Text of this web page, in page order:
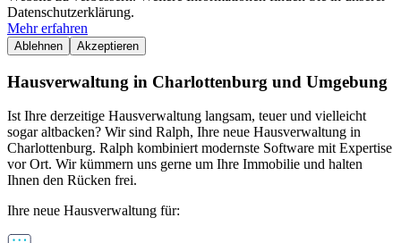
Datenschutzerklärung.
Mehr erfahren
Ablehnen Akzeptieren
Hausverwaltung in Charlottenburg und Umgebung
Ist Ihre derzeitige Hausverwaltung langsam, teuer und vielleicht
sogar altbacken? Wir sind Ralph, Ihre neue Hausverwaltung in
Charlottenburg. Ralph kombiniert modernste Software mit Expertise
vor Ort. Wir kümmern uns gerne um Ihre Immobilie und halten
Ihnen den Rücken frei.
Ihre neue Hausverwaltung für: